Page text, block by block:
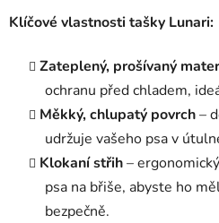
Klíčové vlastnosti tašky Lunari:
Zateplený, prošívaný
ochranu před chladem,
Měkký, chlupatý povrch–
udržuje vašeho psa v
Klokaní střih–
psa na břiše, abyste ho
bezpečně.